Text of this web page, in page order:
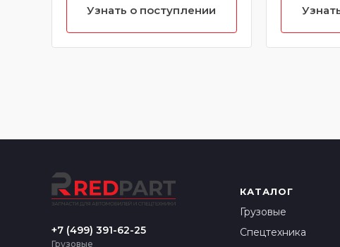
Узнать о поступлении
+7 (499) 391-62-25
Грузовые
КАТАЛОГ
Грузовые
Спецтехника